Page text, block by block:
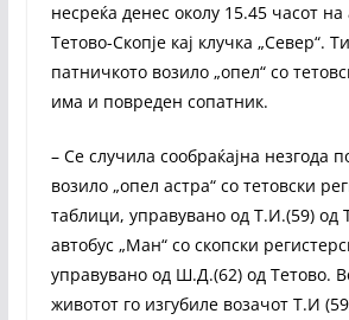
несреќа денес околу 15.45 часот на
Тетово-Скопје кај клучка „Север“.
патничкото возило „опел“ со
има и повреден сопатник.
– Се случила сообраќајна незгода
возило „опел астра“ со тетовски
таблици, управувано од Т.И.(59) од
автобус „Ман“ со скопски
управувано од Ш.Д.(62) од Тетово.
животот го изгубиле возачот Т.И